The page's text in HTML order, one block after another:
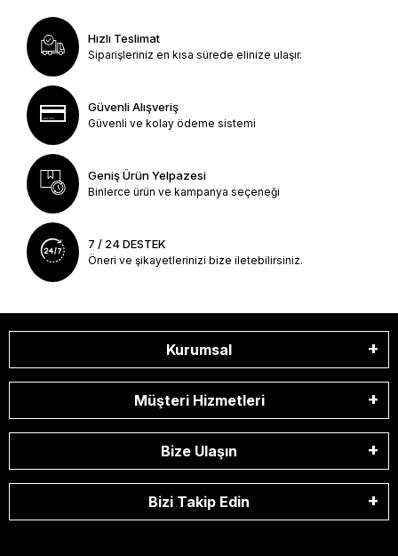
Hızlı Teslimat
Siparişleriniz en kısa sürede elinize ulaşır.
Güvenli Alışveriş
Güvenli ve kolay ödeme sistemi
Geniş Ürün Yelpazesi
Binlerce ürün ve kampanya seçeneği
7 / 24 DESTEK
Öneri ve şikayetlerinizi bize iletebilirsiniz.
Kurumsal
Müşteri Hizmetleri
Bize Ulaşın
Bizi Takip Edin